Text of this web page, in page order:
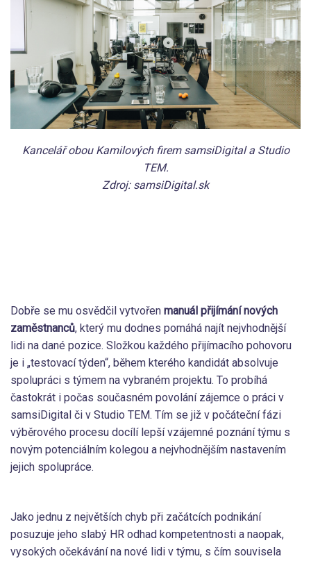
Kancelář obou Kamilových firem samsiDigital a Studio
TEM.
Zdroj: samsiDigital.sk
Dobře se mu osvědčil vytvořen manuál přijímání nových
zaměstnanců, který mu dodnes pomáhá najít nejvhodnější
lidi na dané pozice. Složkou každého přijímacího pohovoru
je i „testovací týden“, během kterého kandidát absolvuje
spolupráci s týmem na vybraném projektu. To probíhá
častokrát i počas současném povolání zájemce o práci v
samsiDigital či v Studio TEM. Tím se již v počáteční fázi
výběrového procesu docílí lepší vzájemné poznání týmu s
novým potenciálním kolegou a nejvhodnějším nastavením
jejich spolupráce.
Jako jednu z největších chyb při začátcích podnikání
posuzuje jeho slabý HR odhad kompetentnosti a naopak,
vysokých očekávání na nové lidi v týmu, s čím souvisela